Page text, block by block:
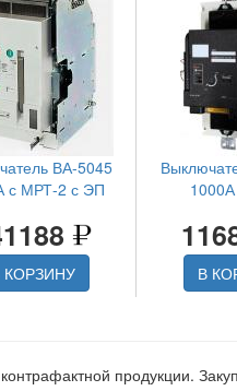
ВА-5045
с МРТ-2 с ЭП
КОРЗИНУ В
продукции.